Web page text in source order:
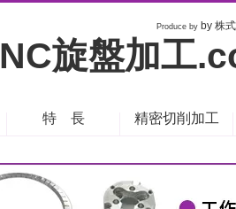
Produce by by 株
NC旋盤加工
特 長 精密切削加工